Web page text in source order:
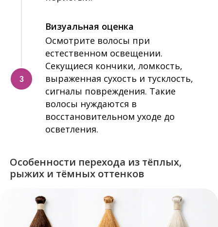
Визуальная оценка
Осмотрите волосы при
естественном освещении.
Секущиеся кончики, ломкость,
выраженная сухость и тусклость,
сигналы повреждения. Такие
волосы нуждаются в
восстановительном уходе до
осветления.
Особенности перехода из тёплых,
рыжих и тёмных оттенков